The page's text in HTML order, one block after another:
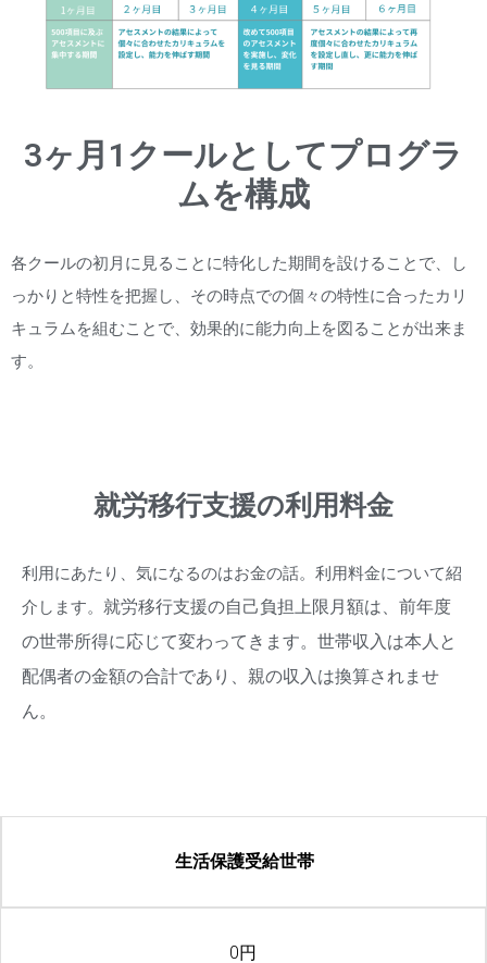
3ヶ月1クールとしてプログラ
ムを構成
各クールの初月に見ることに特化した期間を設けることで、し
っかりと特性を把握し、その時点での個々の特性に合ったカリ
キュラムを組むことで、効果的に能力向上を図ることが出来ま
す。
就労移行支援の利用料金
利用にあたり、気になるのはお金の話。利用料金について紹
介します。 就労移行支援の自己負担上限月額は、前年度
の世帯所得に応じて変わってきます。 世帯収入は本人と
配偶者の金額の合計であり、親の収入は換算されませ
ん。
生活保護受給世帯
0円